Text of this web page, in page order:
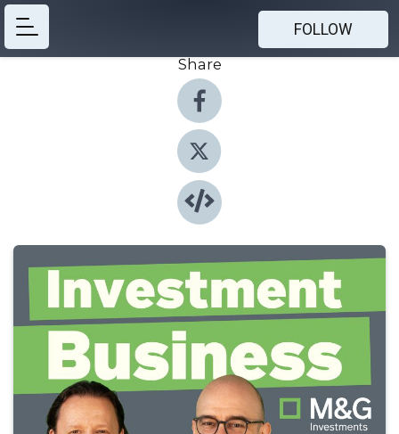
FOLLOW
Share